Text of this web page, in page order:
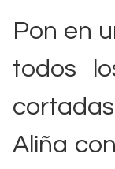
Pon en
todos
Aliña